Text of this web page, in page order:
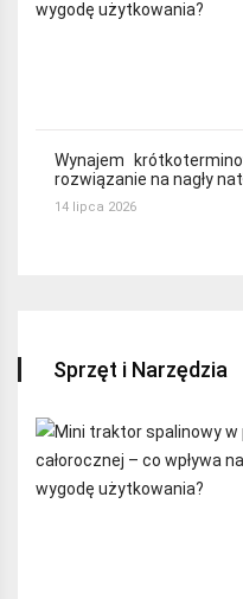
Wynajem
rozwiązanie na nagły
14 lipca 2026
Sprzęt i Narzędzia